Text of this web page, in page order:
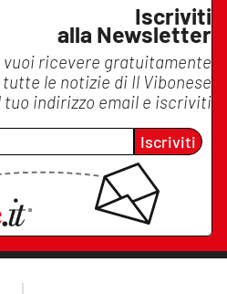
Iscriviti
alla Newsletter
vuoi ricevere gratuitamente
tutte le notizie di Il Vibonese
tuo indirizzo email e iscriviti
Iscriviti